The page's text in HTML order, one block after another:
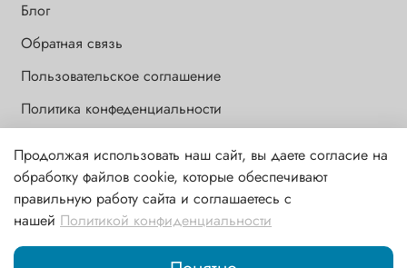
Блог
Обратная связь
Пользовательское соглашение
Политика конфеденциальности
Обращаем Ваше внимание на то, что данный интернет-сайт носит
исключительно информационный и ознакомительный характер и
ни при каких условиях информационные материалы и цены,
размещенные на сайте, не являются публичной офертой,
определяемой положениями ст. 437 ГК РФ
Продолжая использовать наш сайт, вы даете согласие на
обработку файлов cookie, которые обеспечивают
правильную работу сайта и соглашаетесь с
нашей Политикой конфиденциальности